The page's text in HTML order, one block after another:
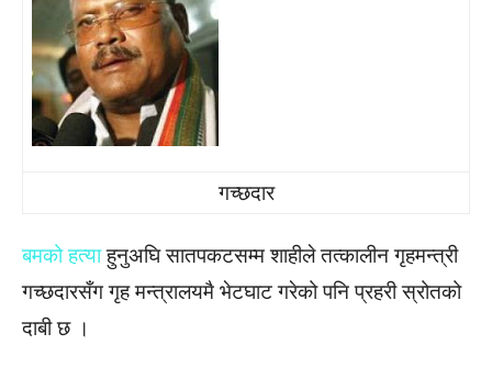
गच्छदार
बमको हत्याहुनुअघि सातपकटसम्म शाहीले तत्कालीन गृहमन्त्री
गच्छदारसँग गृह मन्त्रालयमै भेटघाट गरेको पनि प्रहरी स्रोतको
दाबी छ ।